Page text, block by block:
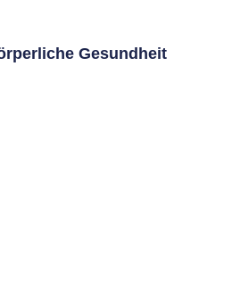
Gesundheit